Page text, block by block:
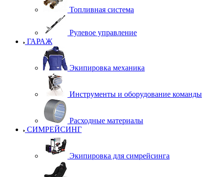
Топливная система
Рулевое управление
ГАРАЖ
Экипировка механика
Инструменты и оборудование команды
Расходные материалы
СИМРЕЙСИНГ
Экипировка для симрейсинга